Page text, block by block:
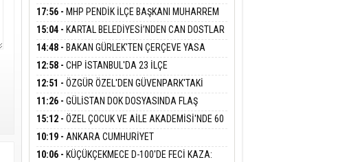
Hasan Ali Çölük
Bir Satırın İçindeki İnsan
Ezgi Kılıç
SİVAS: ATEŞE ATILAN VİCDAN
BARIŞ BAŞARSLAN
ADANMAK
ÇANKAYA HAKKINDA TAHLİYE KARARI
17:56 - MHP PENDİK İLÇE BAŞKANI MUHARREM
KIR KARTAL ORDULULAR DERNEĞİ HEYETİNİ
AĞIRLADI
15:04 - KARTAL BELEDİYESİ’NDEN CAN DOSTLAR
İÇİN DEV YATIRIM!
14:48 - BAKAN GÜRLEK'TEN ÇERÇEVE YASA
AÇIKLAMASI:''KIRMIZI ÇİZGİMİZ ŞEHİT AİLELERİ
VE GAZİLERİMİZİN HASSASİYETİDİR''
12:58 - CHP İSTANBUL'DA 23 İLÇE
BAŞKANLIĞI'NDA ATAMALAR GERÇEKLEŞTİ
12:51 - ÖZGÜR ÖZEL'DEN GÜVENPARK'TAKİ
GAZİLERE DESTEK:''SONUÇ ALANA KADAR
ARKANIZDAYIZ''
11:26 - GÜLİSTAN DOK DOSYASINDA FLAŞ
GELİŞME: 2 DALGIÇ DELİL KARARTMA
SUÇLAMASIYLA TUTUTKLANDI
15:12 - ÖZEL ÇOCUK VE AİLE AKADEMİSİ'NDE 60
ÇOCUĞA HİZMET VERİLDİ
10:19 - ANKARA CUMHURİYET
BAŞSAVCILIĞINDAN ÖZGÜR ÖZEL VE VELİ
10:06 - KÜÇÜKÇEKMECE D-100'DE FECİ KAZA: